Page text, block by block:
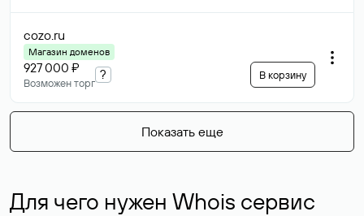
cozo.ru
Магазин доменов
927 000 ₽
Возможен торг
? В корзину
Показать еще
Для чего нужен Whois сервис